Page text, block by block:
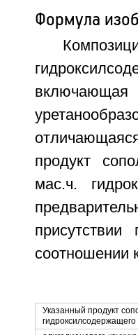
Формула
включающая
продукт
мас.ч.
соотношении
Указанный продукт
гидроксилсодержащего